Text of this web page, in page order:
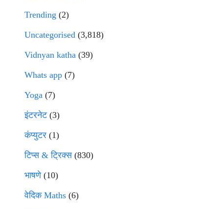
Trending (2)
Uncategorised (3,818)
Vidnyan katha (39)
Whats app (7)
Yoga (7)
इंटरनेट(3)
कंप्युटर (1)
टिप्स & ट्रिक्स(830)
भाषणे(10)
वेदिक Maths (6)